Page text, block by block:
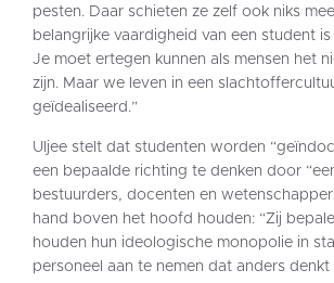
pesten. Daar schieten ze zelf ook niks
belangrijke vaardigheid van een student
Je moet ertegen kunnen als mensen het
zijn. Maar we leven in een
geïdealiseerd.”
Uljee stelt dat studenten worden
een bepaalde richting te denken door
bestuurders, docenten en
hand boven het hoofd houden: “Zij
houden hun ideologische monopolie in
personeel aan te nemen dat anders